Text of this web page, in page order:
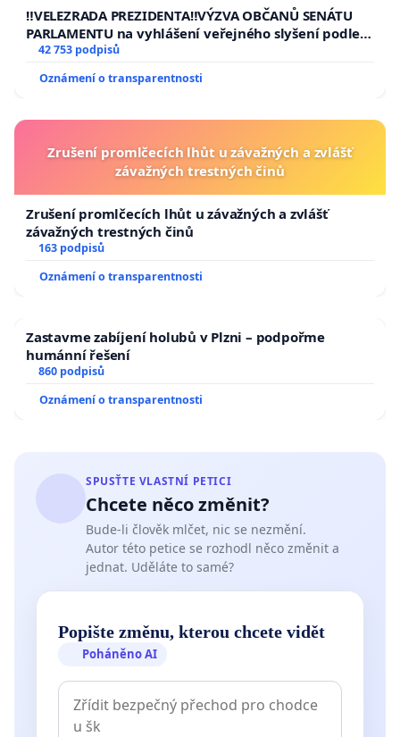
republiky
‼️VELEZRADA PREZIDENTA‼️VÝZVA OBČANŮ SENÁTU
PARLAMENTU na vyhlášení veřejného slyšení podle §
144 jednacího řádu Senátu k návrhu na přijetí
usnesení k podání ústavní žaloby na prezidenta
republiky
42 753 podpisů
Oznámení o transparentnosti
Zrušení promlčecích lhůt u závažných a zvlášť
závažných trestných činů
Zrušení promlčecích lhůt u závažných a zvlášť
závažných trestných činů
163 podpisů
Oznámení o transparentnosti
Zastavme zabíjení holubů v Plzni – podpořme
humánní řešení
860 podpisů
Oznámení o transparentnosti
SPUSŤTE VLASTNÍ PETICI
Chcete něco změnit?
Bude-li člověk mlčet, nic se nezmění.
Autor této petice se rozhodl něco změnit a
jednat. Uděláte to samé?
Popište změnu, kterou chcete vidět
Poháněno AI